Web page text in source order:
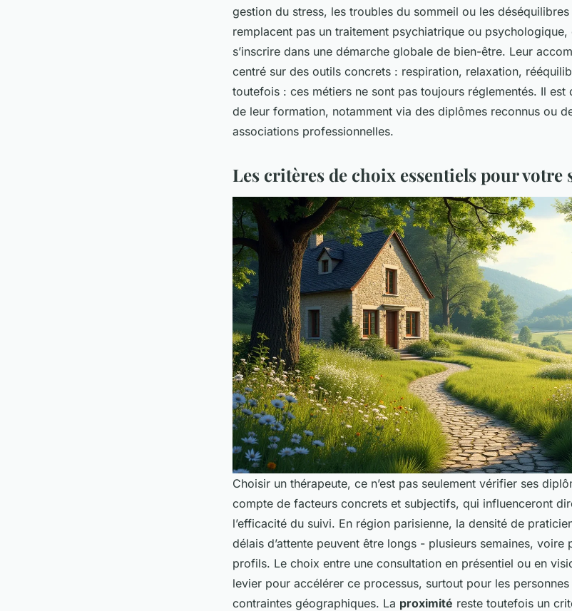
gestion du stress, les troubles du sommeil ou les déséquilibres
remplacent pas un traitement psychiatrique ou
s’inscrire dans une démarche globale de bien-être. Leur
centré sur des outils concrets : respiration, relaxation,
toutefois : ces métiers ne sont pas toujours réglementés. Il est
de leur formation, notamment via des diplômes reconnus ou
associations professionnelles.
Les critères de choix essentiels pour votre
Choisir un thérapeute, ce n’est pas seulement vérifier ses
compte de facteurs concrets et subjectifs, qui influenceront
l’efficacité du suivi. En région parisienne, la densité de
délais d’attente peuvent être longs - plusieurs semaines, voire
profils. Le choix entre une consultation en présentiel ou en
levier pour accélérer ce processus, surtout pour les
contraintes géographiques. La proximité reste toutefois un